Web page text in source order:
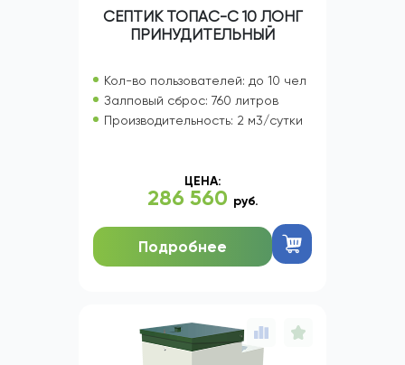
СЕПТИК ТОПАС-С 10 ЛОНГ
ПРИНУДИТЕЛЬНЫЙ
Кол-во пользователей: до 10 чел
Залповый сброс: 760 литров
Производительность: 2 м3/сутки
ЦЕНА:
286 560 руб.
Подробнее